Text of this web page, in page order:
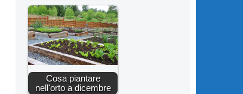
Cosa piantare
nell'orto a dicembre